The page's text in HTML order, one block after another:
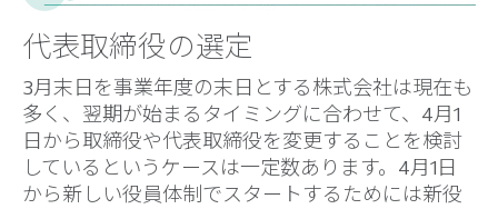
代表取締役の選定
3月末日を事業年度の末日とする株式会社は現在も
多く、翌期が始まるタイミングに合わせて、4月1
日から取締役や代表取締役を変更することを検討
しているというケースは一定数あります。4月1日
から新しい役員体制でスタートするためには新役